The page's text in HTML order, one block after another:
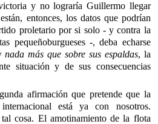
y no lograría Guillermo llegar
entonces, los datos que podrían
proletario por si solo - y contra la
pequeñoburgueses -, deba echarse
nada más que sobre sus espaldas, la
situación y de sus consecuencias
afirmación que pretende que la
está ya con nosotros.
cosa. El amotinamiento de la flota